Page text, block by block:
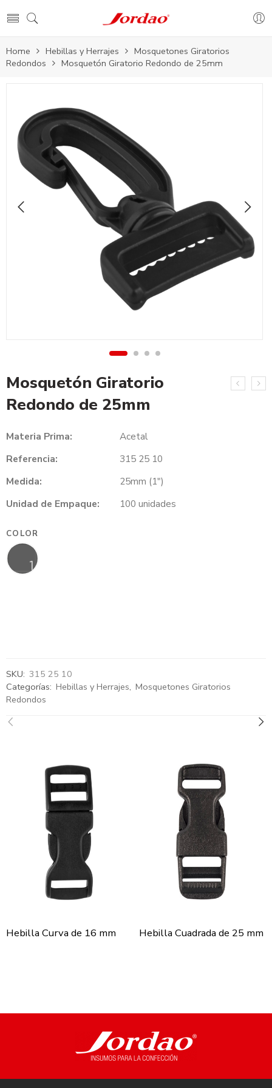
Home Hebillas y Herrajes
Mosquetones Giratorios
Redondos
Mosquetón Giratorio Redondo de 25mm
Mosquetón Giratorio
Redondo de 25mm
Materia Prima:
Acetal
Referencia:
315 25 10
Medida:
25mm (1″)
Unidad de Empaque:
100 unidades
COLOR
SKU: 315 25 10
Categorías: Hebillas y Herrajes, Mosquetones Giratorios
Redondos
Hebilla Curva de 16 mm Hebilla Cuadrada de 25 mm